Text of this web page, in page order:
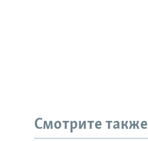
Смотрите также